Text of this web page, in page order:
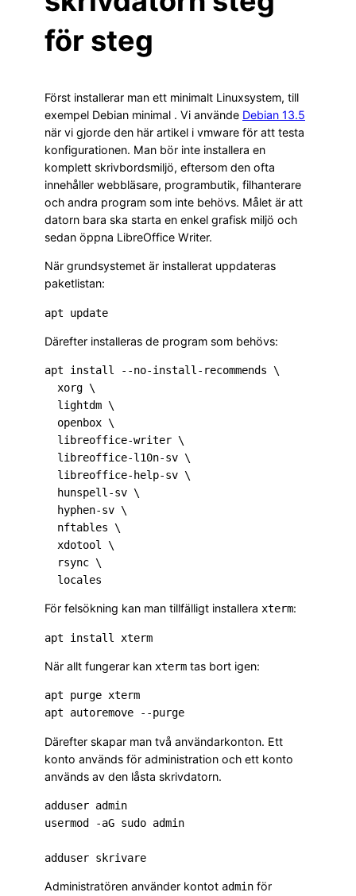
för steg
Först installerar man ett minimalt Linuxsystem, till
exempel Debian minimal . Vi använde Debian 13.5
när vi gjorde den här artikel i vmware för att testa
konfigurationen. Man bör inte installera en
komplett skrivbordsmiljö, eftersom den ofta
innehåller webbläsare, programbutik, filhanterare
och andra program som inte behövs. Målet är att
datorn bara ska starta en enkel grafisk miljö och
sedan öppna LibreOffice Writer.
När grundsystemet är installerat uppdateras
paketlistan:
Därefter installeras de program som behövs:
apt install --no-install-recommends \
För felsökning kan man tillfälligt installera xterm:
När allt fungerar kan xterm tas bort igen:
apt purge xterm
Därefter skapar man två användarkonton. Ett
konto används för administration och ett konto
används av den låsta skrivdatorn.
adduser admin
usermod -aG sudo admin
Administratören använder kontot admin för